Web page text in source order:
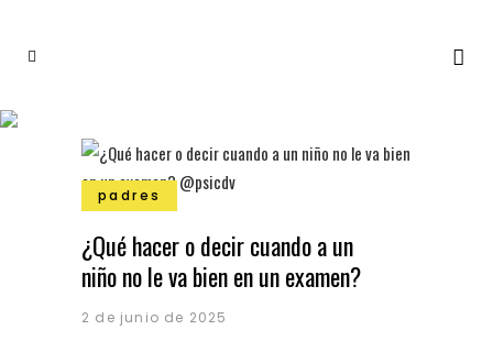
padres
¿Qué hacer o decir cuando a un
niño no le va bien en un examen?
2 de junio de 2025